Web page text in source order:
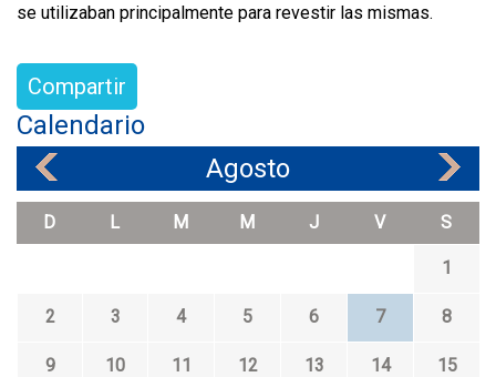
se utilizaban principalmente para revestir las mismas.
Compartir
Calendario
Agosto
D L M M J V S
1
2 3 4 5 6 7 8
9 10 11 12 13 14 15